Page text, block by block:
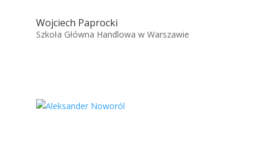
Wojciech Paprocki
Szkoła Główna Handlowa w Warszawie